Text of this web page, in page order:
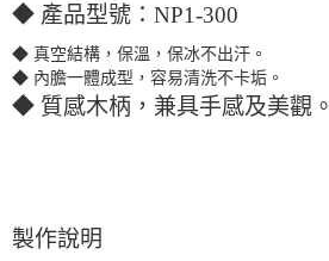
◆ 產品型號：NP1-300
◆ 真空結構，保溫，保冰不出汗。
◆ 內膽一體成型，容易清洗不卡垢。
◆ 質感木柄，兼具手感及美觀。
製作說明